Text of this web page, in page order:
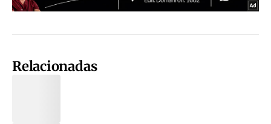
Relacionadas